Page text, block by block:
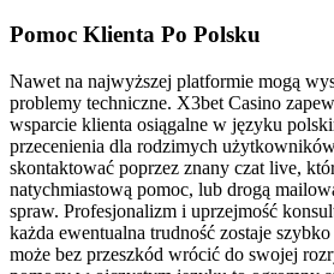
Pomoc Klienta Po Polsku
Nawet na najwyższej platformie mogą
problemy techniczne. X3bet Casino
wsparcie klienta osiągalne w języku
przecenienia dla rodzimych
skontaktować poprzez znany czat live,
natychmiastową pomoc, lub drogą
spraw. Profesjonalizm i uprzejmość
każda ewentualna trudność zostaje
może bez przeszkód wrócić do swojej